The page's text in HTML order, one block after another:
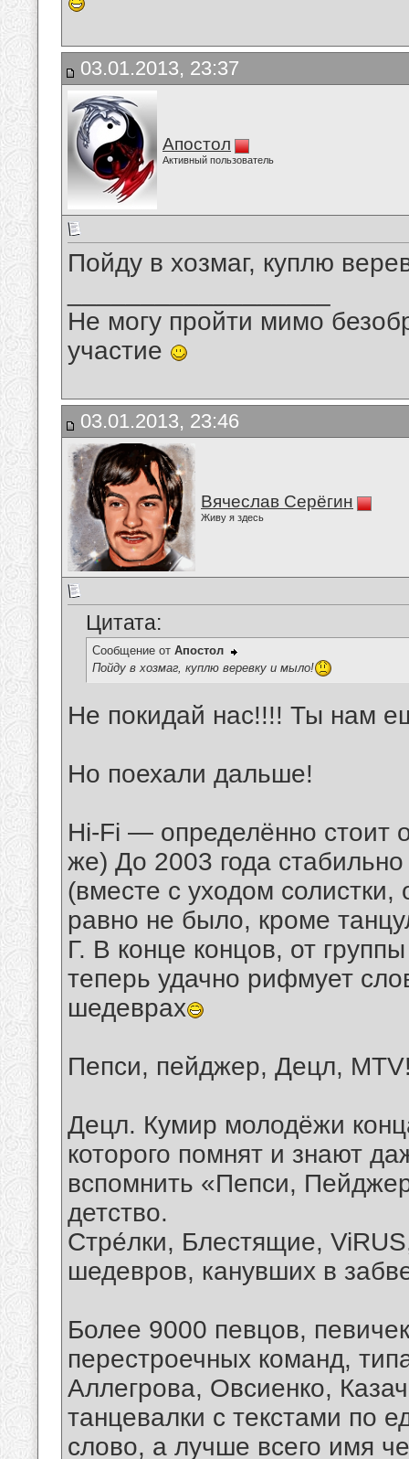
03.01.2013, 23:37
Апостол
Активный пользователь
Пойду в хозмаг, куплю
Не могу пройти мимо
участие
03.01.2013, 23:46
Вячеслав Серёгин
Живу я здесь
Цитата:
Сообщение от Апостол
Пойду в хозмаг, куплю веревку и мыло!
Не покидай нас!!!! Ты нам
Но поехали дальше!
Hi-Fi — определённо стоит
же) До 2003 года
(вместе с уходом
равно не было, кроме
Г. В конце концов, от
теперь удачно рифмует
шедеврах
Пепси, пейджер, Децл,
Децл. Кумир молодёжи
которого помнят и знают
вспомнить «Пепси,
детство.
Стре́лки, Блестящие,
шедевров, канувших в
Более 9000 певцов,
перестроечных команд,
Аллегрова, Овсиенко,
танцевалки с текстами по
слово, а лучше всего имя